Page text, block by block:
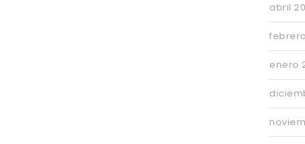
abril
enero